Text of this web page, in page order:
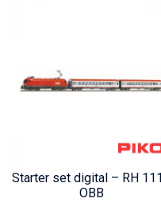
Starter set digital – RH
OBB